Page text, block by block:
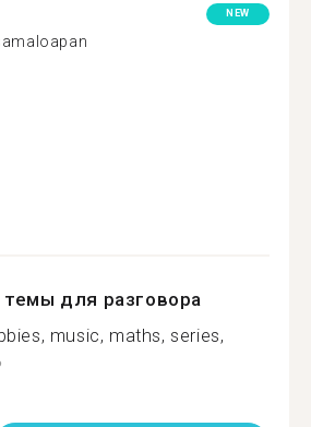
NEW
для разговора
music, maths, series,